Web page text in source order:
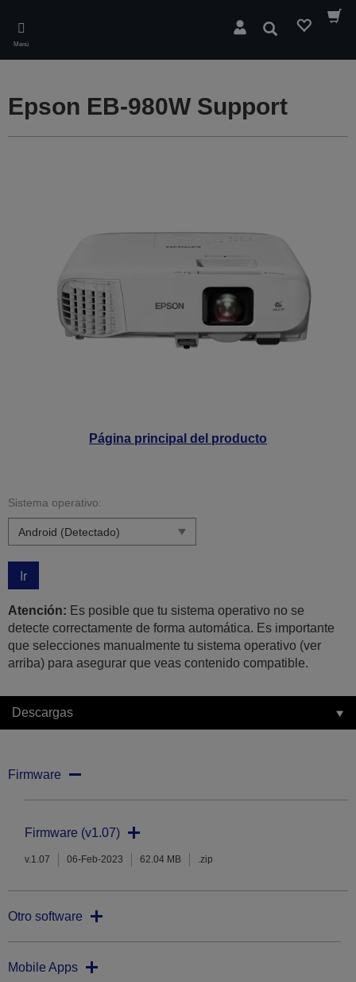
main
content
Menú
Buscar
Página principal del producto
Epson EB-980W Support
Sistema operativo:
Ir
Atención: Es posible que tu sistema operativo no se
detecte correctamente de forma automática. Es importante
que selecciones manualmente tu sistema operativo (ver
arriba) para asegurar que veas contenido compatible.
Descargas
Firmware
Firmware (v1.07)
v.1.07 06-Feb-2023 62.04 MB .zip
Otro software
Mobile Apps